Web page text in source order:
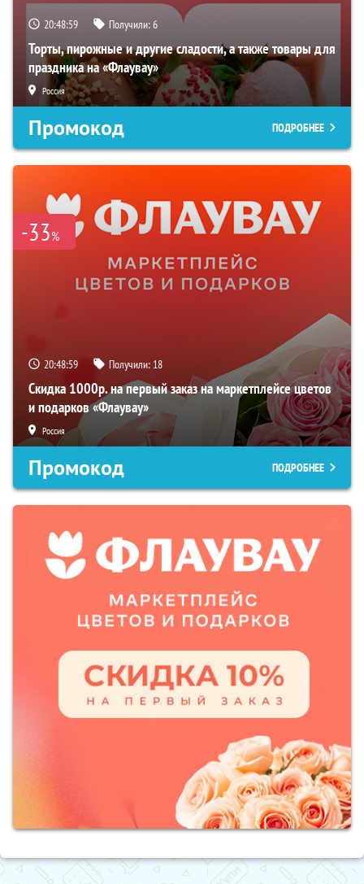
20:48:58 Получили:6
Торты, пирожные и другие сладости, а также товары для
праздника на «Флаувау»
Россия
Промокод ПОДРОБНЕЕ
-33%
20:48:58 Получили: 18
Скидка 1000р. на первый заказ на маркетплейсе цветов
и подарков «Флаувау»
Россия
Промокод ПОДРОБНЕЕ